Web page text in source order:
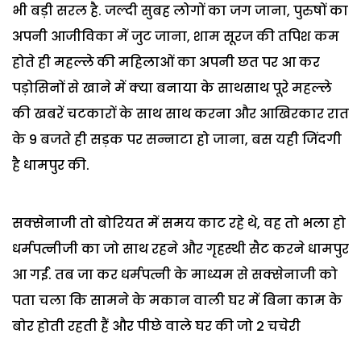
भी बड़ी सरल है. जल्दी सुबह लोगों का जग जाना, पुरुषों का
अपनी आजीविका में जुट जाना, शाम सूरज की तपिश कम
होते ही महल्ले की महिलाओं का अपनी छत पर आ कर
पड़ोसिनों से खाने में क्या बनाया के साथसाथ पूरे महल्ले
की खबरें चटकारों के साथ साथ करना और आखिरकार रात
के 9 बजते ही सड़क पर सन्नाटा हो जाना, बस यही जिंदगी
है धामपुर की.
सक्सेनाजी तो बोरियत में समय काट रहे थे, वह तो भला हो
धर्मपत्नीजी का जो साथ रहने और गृहस्थी सैट करने धामपुर
आ गईं. तब जा कर धर्मपत्नी के माध्यम से सक्सेनाजी को
पता चला कि सामने के मकान वाली घर में बिना काम के
बोर होती रहती हैं और पीछे वाले घर की जो 2 चचेरी